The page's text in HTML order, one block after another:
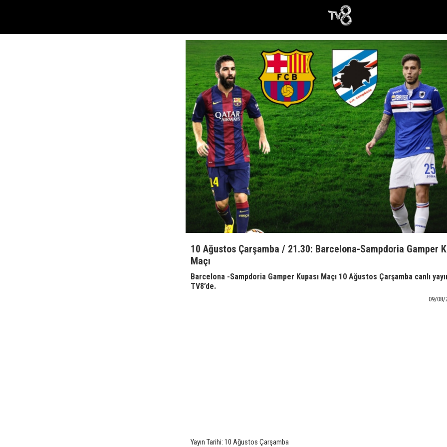
10 Ağustos Çarşamba / 21.30: Barcelona-Sampdoria Gamper
Maçı
Barcelona -Sampdoria Gamper Kupası Maçı 10 Ağustos Çarşamba canlı
TV8’de.
09/08/
Yayın Tarihi: 10 Ağustos Çarşamba